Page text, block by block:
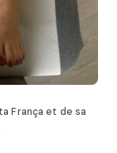
França et de sa